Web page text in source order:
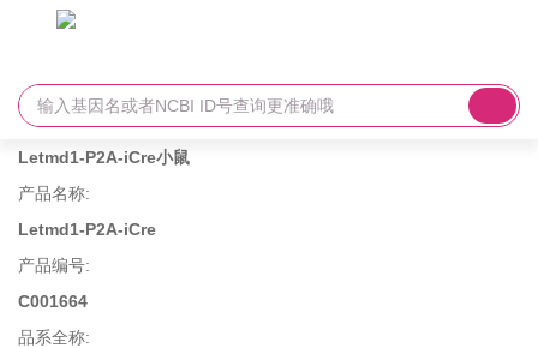
Letmd1-P2A-iCre小鼠
产品名称:
Letmd1-P2A-iCre
产品编号:
C001664
品系全称: